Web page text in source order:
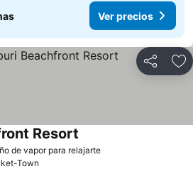
Ver precios
Compartir
de vapor para relajarteVer precios
Resort
Town